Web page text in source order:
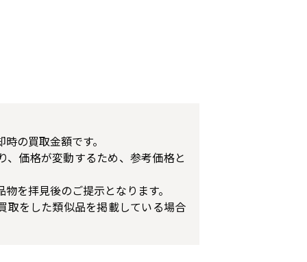
の買取金額です。
、価格が変動するため、参考価格と
を拝見後のご提示となります。
取をした類似品を掲載している場合